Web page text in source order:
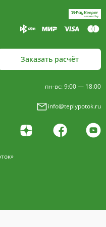
порошковым
рулонная и
четырёх цветов -
(без доплат)
Заказать расчёт
пн-вс: 9:00 — 18:00
info@teplypotok.ru